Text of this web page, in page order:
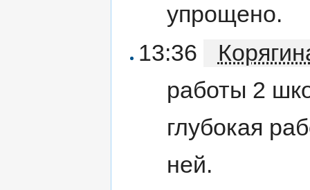
упрощено.
13:36
работы 2
глубокая
ней.